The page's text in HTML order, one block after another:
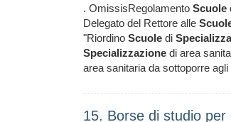
. OmissisRegolamento Scuole
Delegato del Rettore alle
"Riordino Scuole di
Specializzazione di area
area sanitaria da sottoporre
15. Borse di studio